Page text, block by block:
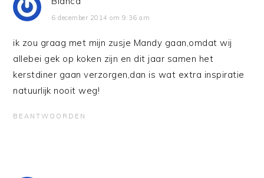
6 december 2014 om 9:36 am
ik zou graag met mijn zusje Mandy gaan,omdat wij
allebei gek op koken zijn en dit jaar samen het
kerstdiner gaan verzorgen,dan is wat extra inspiratie
natuurlijk nooit weg!
BEANTWOORDEN